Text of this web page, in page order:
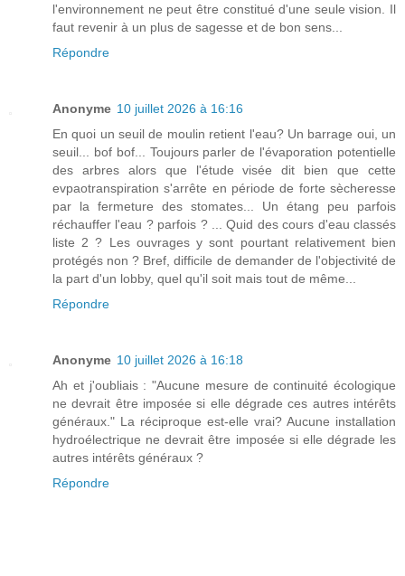
l'environnement ne peut être constitué d'une seule vision. Il
faut revenir à un plus de sagesse et de bon sens...
Répondre
Anonyme 10 juillet 2026 à 16:16
En quoi un seuil de moulin retient l'eau? Un barrage oui, un
seuil... bof bof... Toujours parler de l'évaporation potentielle
des arbres alors que l'étude visée dit bien que cette
evpaotranspiration s'arrête en période de forte sècheresse
par la fermeture des stomates... Un étang peu parfois
réchauffer l'eau ? parfois ? ... Quid des cours d'eau classés
liste 2 ? Les ouvrages y sont pourtant relativement bien
protégés non ? Bref, difficile de demander de l'objectivité de
la part d'un lobby, quel qu'il soit mais tout de même...
Répondre
Anonyme 10 juillet 2026 à 16:18
Ah et j'oubliais : "Aucune mesure de continuité écologique
ne devrait être imposée si elle dégrade ces autres intérêts
généraux." La réciproque est-elle vrai? Aucune installation
hydroélectrique ne devrait être imposée si elle dégrade les
autres intérêts généraux ?
Répondre